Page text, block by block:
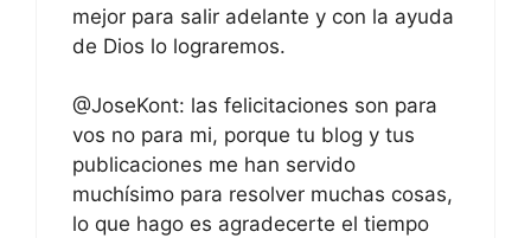
mejor para salir adelante y con la ayuda
de Dios lo lograremos.
@JoseKont: las felicitaciones son para
vos no para mi, porque tu blog y tus
publicaciones me han servido
muchísimo para resolver muchas cosas,
lo que hago es agradecerte el tiempo